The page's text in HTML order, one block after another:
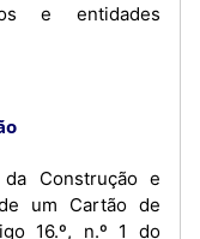
e entidades
um Cartão de
16.º, n.º 1 do